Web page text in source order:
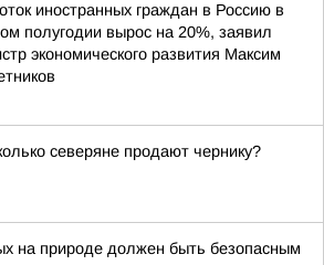
иностранных граждан в Россию в
полугодии вырос на 20%, заявил
экономического развития Максим
северяне продают чернику?
на природе должен быть безопасным